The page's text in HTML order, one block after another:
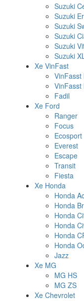
Suzuki
Suzuki
Suzuki
Suzuki
Suzuki
Suzuki
Xe VinFast
VinFasst
VinFasst
Fadil
Xe Ford
Ranger
Focus
Ecosport
Everest
Escape
Transit
Fiesta
Xe Honda
Honda
Honda
Honda
Honda
Honda
Honda
Jazz
Xe MG
MG HS
MG ZS
Xe Chevrolet